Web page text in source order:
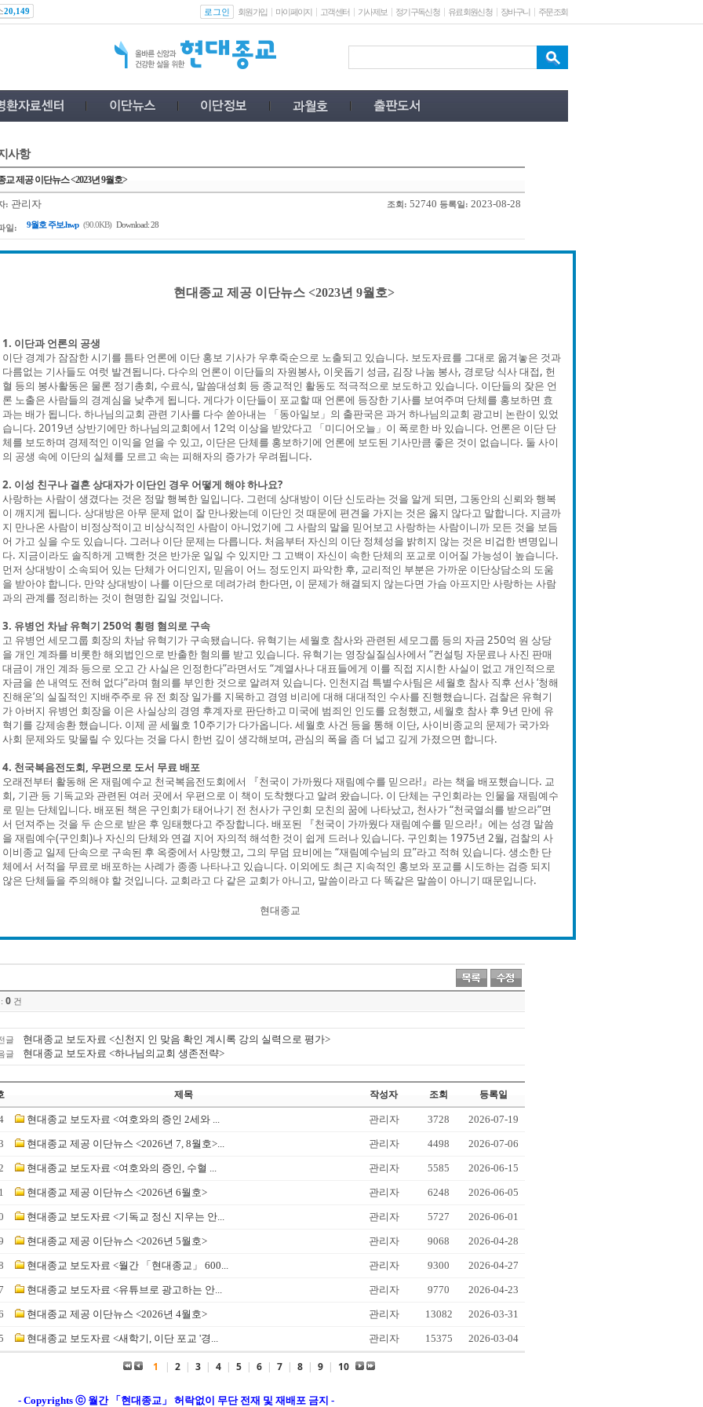
20,149 로그인 회원가입 마이페이지 고객센터 기사제보 정기구독신청 유료회원신청 장바구니 주문조회
사항
교 제공 이단뉴스 <2023년 9월호>
: 관리자 조회: 52740 등록일: 2023-08-28
일: 9월호 주보.hwp (90.0KB) Download: 28
현대종교 제공 이단뉴스 <2023년 9월호>
1. 이단과 언론의 공생
이단 경계가 잠잠한 시기를 틈타 언론에 이단 홍보 기사가 우후죽순으로 노출되고 있습니다. 보도자료를 그대로 옮겨놓은 것과
다름없는 기사들도 여럿 발견됩니다. 다수의 언론이 이단들의 자원봉사, 이웃돕기 성금, 김장 나눔 봉사, 경로당 식사 대접, 헌
혈 등의 봉사활동은 물론 정기총회, 수료식, 말씀대성회 등 종교적인 활동도 적극적으로 보도하고 있습니다. 이단들의 잦은 언
론 노출은 사람들의 경계심을 낮추게 됩니다. 게다가 이단들이 포교할 때 언론에 등장한 기사를 보여주며 단체를 홍보하면 효
과는 배가 됩니다. 하나님의교회 관련 기사를 다수 쏟아내는 「동아일보」의 출판국은 과거 하나님의교회 광고비 논란이 있었
습니다. 2019년 상반기에만 하나님의교회에서 12억 이상을 받았다고 「미디어오늘」이 폭로한 바 있습니다. 언론은 이단 단
체를 보도하며 경제적인 이익을 얻을 수 있고, 이단은 단체를 홍보하기에 언론에 보도된 기사만큼 좋은 것이 없습니다. 둘 사이
의 공생 속에 이단의 실체를 모르고 속는 피해자의 증가가 우려됩니다.
2. 이성 친구나 결혼 상대자가 이단인 경우 어떻게 해야 하나요?
사랑하는 사람이 생겼다는 것은 정말 행복한 일입니다. 그런데 상대방이 이단 신도라는 것을 알게 되면, 그동안의 신뢰와 행복
이 깨지게 됩니다. 상대방은 아무 문제 없이 잘 만나왔는데 이단인 것 때문에 편견을 가지는 것은 옳지 않다고 말합니다. 지금까
지 만나온 사람이 비정상적이고 비상식적인 사람이 아니었기에 그 사람의 말을 믿어보고 사랑하는 사람이니까 모든 것을 보듬
어 가고 싶을 수도 있습니다. 그러나 이단 문제는 다릅니다. 처음부터 자신의 이단 정체성을 밝히지 않는 것은 비겁한 변명입니
다. 지금이라도 솔직하게 고백한 것은 반가운 일일 수 있지만 그 고백이 자신이 속한 단체의 포교로 이어질 가능성이 높습니다.
먼저 상대방이 소속되어 있는 단체가 어디인지, 믿음이 어느 정도인지 파악한 후, 교리적인 부분은 가까운 이단상담소의 도움
을 받아야 합니다. 만약 상대방이 나를 이단으로 데려가려 한다면, 이 문제가 해결되지 않는다면 가슴 아프지만 사랑하는 사람
과의 관계를 정리하는 것이 현명한 길일 것입니다.
3. 유병언 차남 유혁기 250억 횡령 혐의로 구속
고 유병언 세모그룹 회장의 차남 유혁기가 구속됐습니다. 유혁기는 세월호 참사와 관련된 세모그룹 등의 자금 250억 원 상당
을 개인 계좌를 비롯한 해외법인으로 반출한 혐의를 받고 있습니다. 유혁기는 영장실질심사에서 “컨설팅 자문료나 사진 판매
대금이 개인 계좌 등으로 오고 간 사실은 인정한다”라면서도 “계열사나 대표들에게 이를 직접 지시한 사실이 없고 개인적으로
자금을 쓴 내역도 전혀 없다”라며 혐의를 부인한 것으로 알려져 있습니다. 인천지검 특별수사팀은 세월호 참사 직후 선사 ‘청해
진해운’의 실질적인 지배주주로 유 전 회장 일가를 지목하고 경영 비리에 대해 대대적인 수사를 진행했습니다. 검찰은 유혁기
가 아버지 유병언 회장을 이은 사실상의 경영 후계자로 판단하고 미국에 범죄인 인도를 요청했고, 세월호 참사 후 9년 만에 유
혁기를 강제송환 했습니다. 이제 곧 세월호 10주기가 다가옵니다. 세월호 사건 등을 통해 이단, 사이비종교의 문제가 국가와
사회 문제와도 맞물릴 수 있다는 것을 다시 한번 깊이 생각해보며, 관심의 폭을 좀 더 넓고 깊게 가졌으면 합니다.
4. 천국복음전도회, 우편으로 도서 무료 배포
오래전부터 활동해 온 재림예수교 천국복음전도회에서 『천국이 가까웠다 재림예수를 믿으라!』라는 책을 배포했습니다. 교
회, 기관 등 기독교와 관련된 여러 곳에서 우편으로 이 책이 도착했다고 알려 왔습니다. 이 단체는 구인회라는 인물을 재림예수
로 믿는 단체입니다. 배포된 책은 구인회가 태어나기 전 천사가 구인회 모친의 꿈에 나타났고, 천사가 “천국열쇠를 받으라”면
서 던져주는 것을 두 손으로 받은 후 잉태했다고 주장합니다. 배포된 『천국이 가까웠다 재림예수를 믿으라!』에는 성경 말씀
을 재림예수(구인회)나 자신의 단체와 연결 지어 자의적 해석한 것이 쉽게 드러나 있습니다. 구인회는 1975년 2월, 검찰의 사
이비종교 일제 단속으로 구속된 후 옥중에서 사망했고, 그의 무덤 묘비에는 “재림예수님의 묘”라고 적혀 있습니다. 생소한 단
체에서 서적을 무료로 배포하는 사례가 종종 나타나고 있습니다. 이외에도 최근 지속적인 홍보와 포교를 시도하는 검증 되지
않은 단체들을 주의해야 할 것입니다. 교회라고 다 같은 교회가 아니고, 말씀이라고 다 똑같은 말씀이 아니기 때문입니다.
현대종교
0 건
글 현대종교 보도자료 <신천지 인 맞음 확인 계시록 강의 실력으로 평가>
글 현대종교 보도자료 <하나님의교회 생존전략>
제목 작성자 조회 등록일
현대종교 보도자료 <여호와의 증인 2세와 ... 관리자 3728 2026-07-19
현대종교 제공 이단뉴스 <2026년 7, 8월호>... 관리자 4498 2026-07-06
현대종교 보도자료 <여호와의 증인, 수혈 ... 관리자 5585 2026-06-15
현대종교 제공 이단뉴스 <2026년 6월호> 관리자 6248 2026-06-05
현대종교 보도자료 <기독교 정신 지우는 안... 관리자 5727 2026-06-01
현대종교 제공 이단뉴스 <2026년 5월호> 관리자 9068 2026-04-28
현대종교 보도자료 <월간 「현대종교」 600... 관리자 9300 2026-04-27
현대종교 보도자료 <유튜브로 광고하는 안... 관리자 9770 2026-04-23
현대종교 제공 이단뉴스 <2026년 4월호> 관리자 13082 2026-03-31
현대종교 보도자료 <새학기, 이단 포교 '경... 관리자 15375 2026-03-04
1 | 2 | 3 | 4 | 5 | 6 | 7 | 8 | 9 | 10
- Copyrights ⓒ 월간 「현대종교」 허락없이 무단 전재 및 재배포 금지 -